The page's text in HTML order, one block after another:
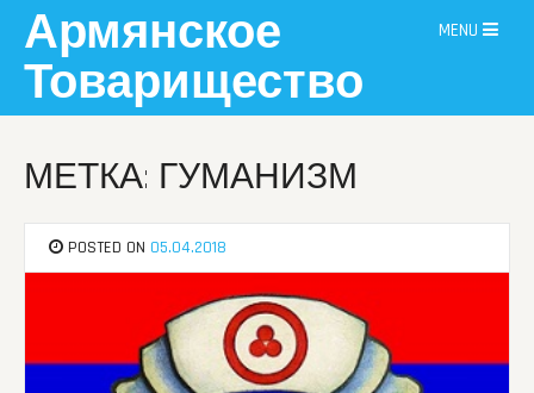
content
Армянское
Товарищество
MENU
МЕТКА: ГУМАНИЗМ
POSTED ON 05.04.2018